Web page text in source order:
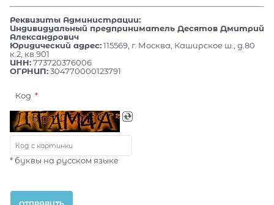
Реквизиты Администрации:
Индивидуальный предприниматель Десятов Дмитрий
Александрович
Юридический адрес:115569, г. Москва, Каширское ш., д.80
к.2, кв.901
ИНН:773720376006
ОГРНИП:304770000123791
Код
* буквы на русском языке